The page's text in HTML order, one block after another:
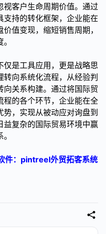
客户生命周期价值。通过
支持的转化框架，企业能在
值变现，缩短销售周期，
是工具应用，更是战略思
向系统化流程，从经验判
向关系构建。通过将国际贸
程的各个环节，企业能在全
，实现从被动应对询盘到
益复杂的国际贸易环境中赢
件：pintreel外贸拓客系统